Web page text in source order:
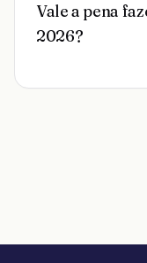
Vale a pena
2026?